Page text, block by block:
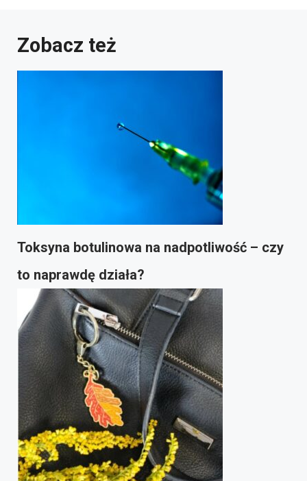
Zobacz też
Toksyna botulinowa na nadpotliwość – czy
to naprawdę działa?